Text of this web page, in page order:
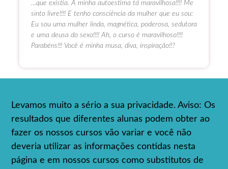
…que existia. A minha autoestima tá maravilhosa!!!! Me
sinto livre!!!! E tenho consciência da mulher que eu sou:
Eu sou uma mulher linda, magnética, poderosa, sedutora
e uma deusa do sexo!!!! Ah, o curso é maravilhoso!!!!
Parabéns!!! Você é minha musa, diva, inspiração!!?
Levamos muito a sério a sua privacidade. Aviso: Os
resultados que diferentes alunas podem obter ao
fazer os nossos cursos vão variar e você não
deveria utilizar as informações contidas nesta
página e em nossos cursos como substitutos de